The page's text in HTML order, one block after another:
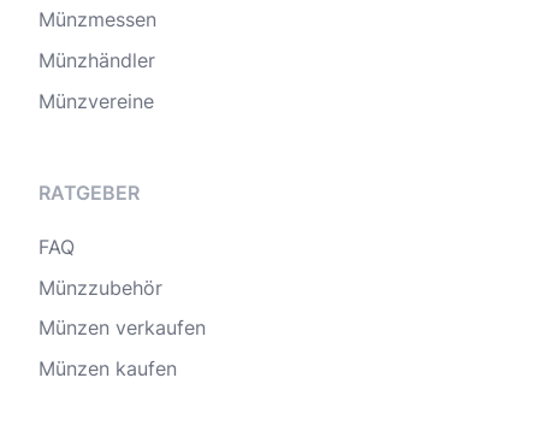
Münzmessen
Münzhändler
Münzvereine
RATGEBER
FAQ
Münzzubehör
Münzen verkaufen
Münzen kaufen